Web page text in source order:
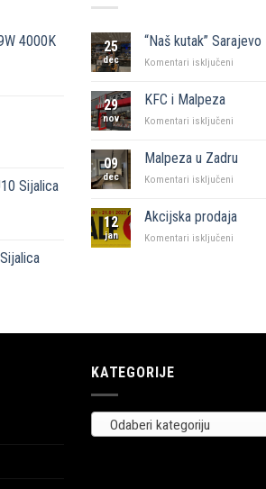
4000K
Sijalica
25
dec
“Naš kutak” Sarajevo
Komentari isključeni
29
nov
KFC i Malpeza
Komentari isključeni
Malpeza
09
dec
Malpeza u Zadru
Komentari isključeni
Zadru
12
jan
Akcijska prodaja
Komentari isključeni
KATEGORIJE
Odaberi kategoriju